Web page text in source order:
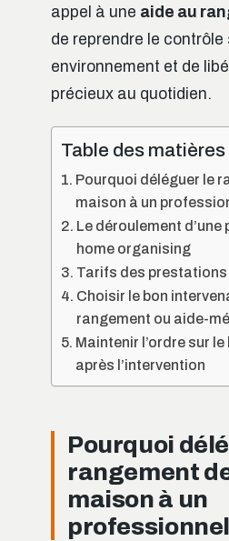
appel à une aide au
de reprendre le contrôle
environnement et de
précieux au quotidien.
Table des matières
Pourquoi déléguer le
maison à un
Le déroulement
home organising
Tarifs des prestations
Choisir le bon
rangement ou aide-
Maintenir l’ordre sur
après l’intervention
Pourquoi
rangement
maison à un